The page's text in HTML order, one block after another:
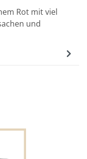
Rot mit viel
und